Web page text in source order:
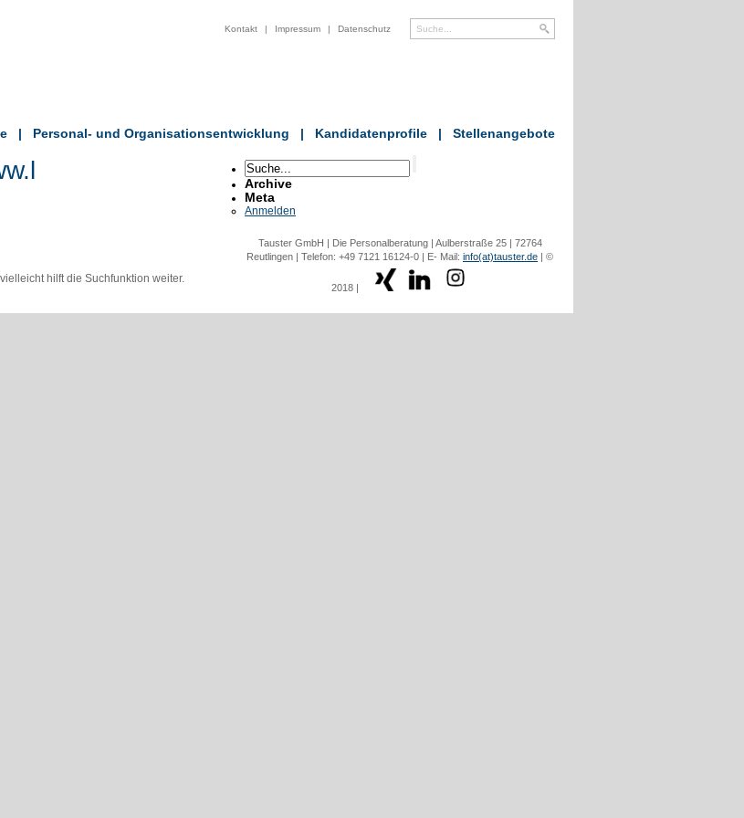
Kontakt | Impressum | Datenschutz
| Personal- und Organisationsentwicklung | Kandidatenprofile | Stellenangebote
hilft die Suchfunktion weiter.
Archive
Meta
Anmelden
Tauster GmbH | Die Personalberatung | Aulberstraße 25 | 72764
Reutlingen | Telefon: +49 7121 16124-0 | E- Mail: info(at)tauster.de | ©
2018 |